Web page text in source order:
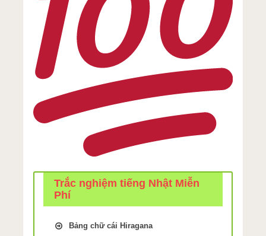
Trắc nghiệm tiếng Nhật Miễn
Phí
Bảng chữ cái Hiragana